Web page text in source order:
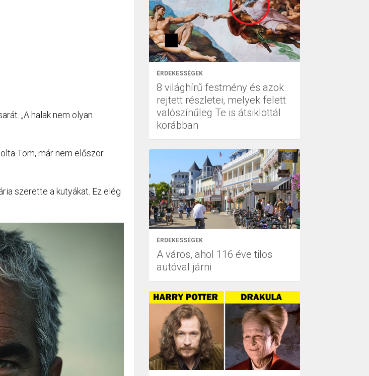
„A halak nem olyan
Tom, már nem először.
szerette a kutyákat. Ez elég
ÉRDEKESSÉGEK
8 világhírű festmény és azok
rejtett részletei, melyek felett
valószínűleg Te is átsiklottál
korábban
ÉRDEKESSÉGEK
A város, ahol 116 éve tilos
autóval járni